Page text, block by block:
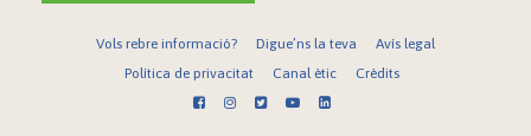
Vols rebre informació? Digue’ns la teva
Avís legal
Política de privacitat
Canal ètic Crèdits